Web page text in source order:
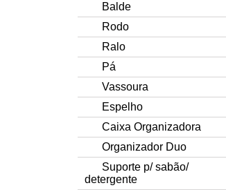
Balde
Rodo
Ralo
Pá
Vassoura
Espelho
Caixa Organizadora
Organizador Duo
Suporte p/ sabão/
detergente